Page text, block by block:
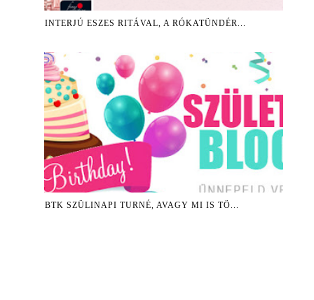
INTERJÚ ESZES RITÁVAL, A RÓKATÜNDÉR...
BTK SZÜLINAPI TURNÉ, AVAGY MI IS TÖ...